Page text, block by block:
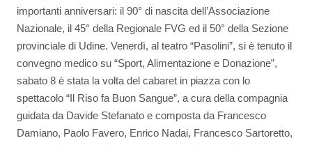
importanti anniversari: il 90° di nascita dell’Associazione
Nazionale, il 45° della Regionale FVG ed il 50° della Sezione
provinciale di Udine. Venerdì, al teatro “Pasolini”, si è tenuto il
convegno medico su “Sport, Alimentazione e Donazione”,
sabato 8 è stata la volta del cabaret in piazza con lo
spettacolo “Il Riso fa Buon Sangue”, a cura della compagnia
guidata da Davide Stefanato e composta da Francesco
Damiano, Paolo Favero, Enrico Nadai, Francesco Sartoretto,